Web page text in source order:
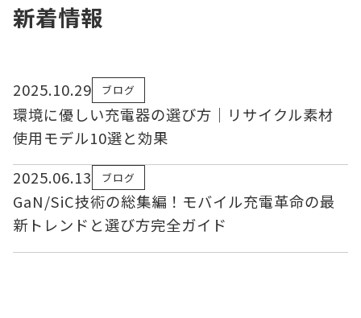
新着情報
2025.10.29 ブログ
環境に優しい充電器の選び方｜リサイクル素材
使用モデル10選と効果
2025.06.13
ブログ
GaN/SiC技術の総集編！モバイル充電革命の最
新トレンドと選び方完全ガイド